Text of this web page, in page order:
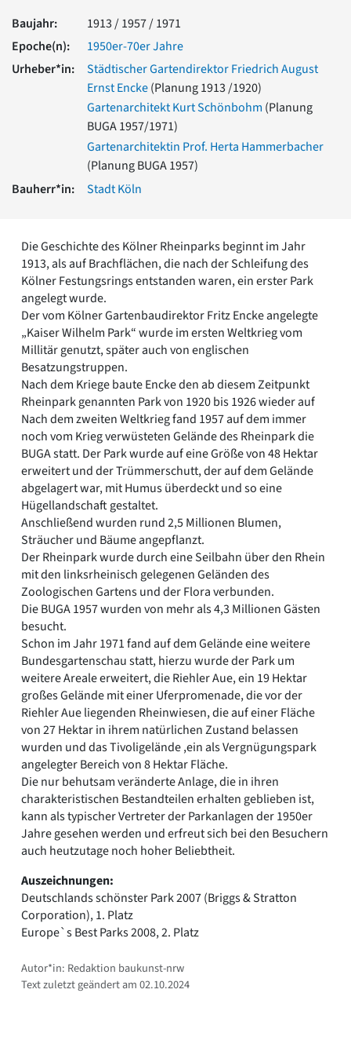
Vorromanik
Römische Antike
Über uns
Über baukunst-nrw
Fachbeirat
Freunde & Förderer
Impressum
Datenschutz
Baujahr:
1913 / 1957 / 1971
Epoche(n):
1950er-70er Jahre
Urheber*in:
Städtischer Gartendirektor Friedrich August
Ernst Encke(Planung 1913 /1920)
Gartenarchitekt Kurt Schönbohm (Planung
BUGA 1957/1971)
Gartenarchitektin Prof. Herta Hammerbacher
(Planung BUGA 1957)
Bauherr*in:
Stadt Köln
Die Geschichte des Kölner Rheinparks beginnt im Jahr
1913, als auf Brachflächen, die nach der Schleifung des
Kölner Festungsrings entstanden waren, ein erster Park
angelegt wurde.
Der vom Kölner Gartenbaudirektor Fritz Encke angelegte
„Kaiser Wilhelm Park“ wurde im ersten Weltkrieg vom
Millitär genutzt, später auch von englischen
Besatzungstruppen.
Nach dem Kriege baute Encke den ab diesem Zeitpunkt
Rheinpark genannten Park von 1920 bis 1926 wieder auf
Nach dem zweiten Weltkrieg fand 1957 auf dem immer
noch vom Krieg verwüsteten Gelände des Rheinpark die
BUGA statt. Der Park wurde auf eine Größe von 48 Hektar
erweitert und der Trümmerschutt, der auf dem Gelände
abgelagert war, mit Humus überdeckt und so eine
Hügellandschaft gestaltet.
Anschließend wurden rund 2,5 Millionen Blumen,
Sträucher und Bäume angepflanzt.
Der Rheinpark wurde durch eine Seilbahn über den Rhein
mit den linksrheinisch gelegenen Geländen des
Zoologischen Gartens und der Flora verbunden.
Die BUGA 1957 wurden von mehr als 4,3 Millionen Gästen
besucht.
Schon im Jahr 1971 fand auf dem Gelände eine weitere
Bundesgartenschau statt, hierzu wurde der Park um
weitere Areale erweitert, die Riehler Aue, ein 19 Hektar
großes Gelände mit einer Uferpromenade, die vor der
Riehler Aue liegenden Rheinwiesen, die auf einer Fläche
von 27 Hektar in ihrem natürlichen Zustand belassen
wurden und das Tivoligelände ,ein als Vergnügungspark
angelegter Bereich von 8 Hektar Fläche.
Die nur behutsam veränderte Anlage, die in ihren
charakteristischen Bestandteilen erhalten geblieben ist,
kann als typischer Vertreter der Parkanlagen der 1950er
Jahre gesehen werden und erfreut sich bei den Besuchern
auch heutzutage noch hoher Beliebtheit.
Auszeichnungen:
Deutschlands schönster Park 2007 (Briggs & Stratton
Corporation), 1. Platz
Europe`s Best Parks 2008, 2. Platz
Autor*in: Redaktion baukunst-nrw
Text zuletzt geändert am 02.10.2024